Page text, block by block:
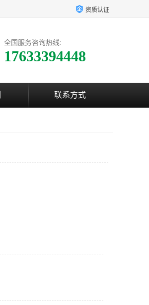
资质认证
全国服务咨询热线:
17633394448
联系方式